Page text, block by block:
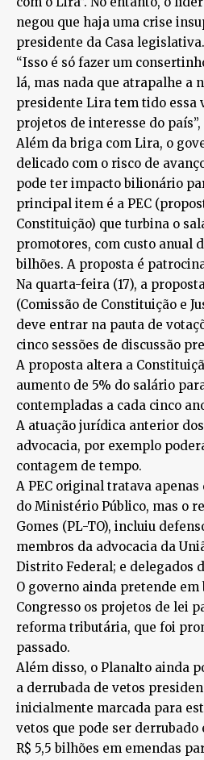
negou que haja uma crise
presidente da Casa legislativa.
“Isso é só fazer um
lá, mas nada que atrapalhe a
presidente Lira tem tido essa
projetos de interesse do
Além da briga com Lira, o
delicado com o risco de
pode ter impacto bilionário
principal item é a PEC
Constituição) que turbina o
promotores, com custo anual
bilhões. A proposta é
Na quarta-feira (17), a
(Comissão de Constituição e
deve entrar na pauta de
cinco sessões de discussão
A proposta altera a
aumento de 5% do salário
contempladas a cada cinco
A atuação jurídica anterior
advocacia, por exemplo
contagem de tempo.
A PEC original tratava apenas
do Ministério Público, mas o
Gomes (PL-TO), incluiu
membros da advocacia da
Distrito Federal; e delegados
O governo ainda pretende em
Congresso os projetos de lei
reforma tributária, que foi
passado.
Além disso, o Planalto ainda
a derrubada de vetos
inicialmente marcada para
vetos que pode ser
R$ 5,5 bilhões em emendas